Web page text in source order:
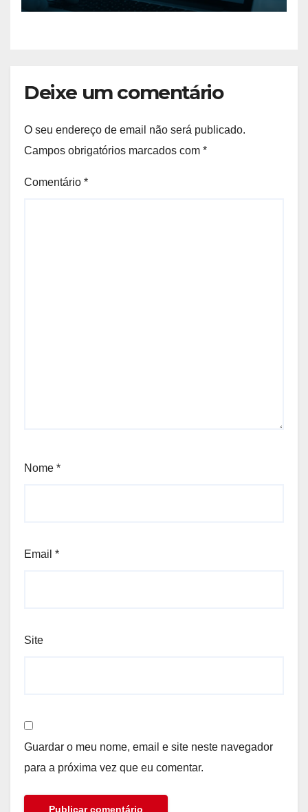
Deixe um comentário
O seu endereço de email não será publicado.
Campos obrigatórios marcados com *
Comentário *
Nome *
Email *
Site
Guardar o meu nome, email e site neste navegador
para a próxima vez que eu comentar.